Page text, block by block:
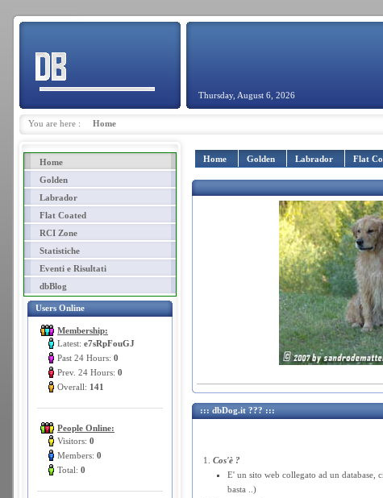
Thursday, August 6, 2026
You are here : Home
Home
Golden
Labrador
Flat Coated
RCI Zone
Statistiche
Eventi e Risultati
dbBlog
Users Online
Membership:
Latest: e7sRpFouGJ
Past 24 Hours: 0
Prev. 24 Hours: 0
Overall: 141
People Online:
Visitors: 0
Members: 0
Total: 0
Home Golden Labrador Flat
::: dbDog.it ??? :::
Cos'è ?
E' un sito web collegato ad un
basta ..)